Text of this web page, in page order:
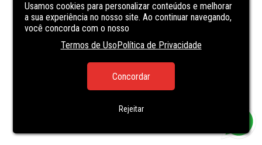
Usamos cookies para personalizar conteúdos e melhorar
a sua experiência no nosso site. Ao continuar navegando,
você concorda com o nosso
Termos de UsoPolítica de Privacidade
Concordar
Rejeitar